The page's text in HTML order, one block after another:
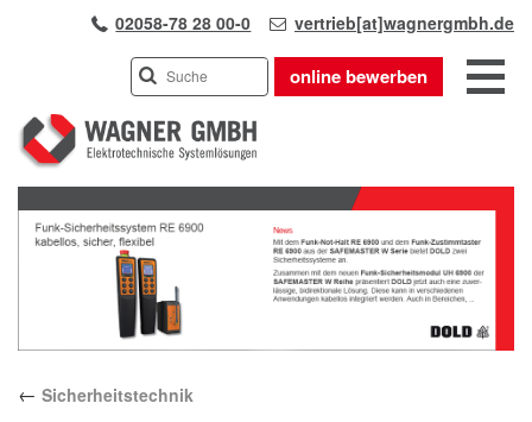
02058-78 28 00-0 vertrieb[at]wagnergmbh.de
online bewerben
INDUSTRIEVERTRETUNG
UNSER TEAM
WIR ÜBER UNS
KARRIERE
PRODUKTE
APPLIKATIONEN
Previous
Next
← Sicherheitstechnik